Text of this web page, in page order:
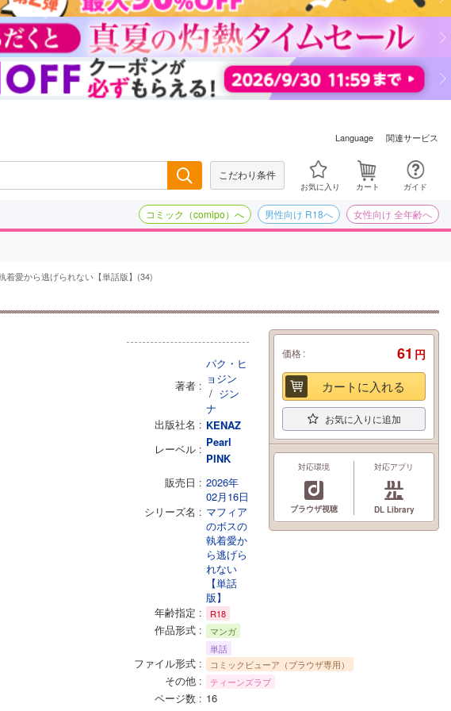
Language 関連サービス
こだわり条件
お気に入り カート ガイド
コミック（comipo）へ 男性向け R18へ 女性向け 全年齢へ
着愛から逃げられない【単話版】(34)
著者
パク・ヒ
ョジン
/ ジン
ナ
出版社名
KENAZ
レーベル
Pearl
PINK
販売日
2026年
02月16日
シリーズ名
マフィア
のボスの
執着愛か
ら逃げら
れない
【単話
版】
年齢指定
R18
作品形式
マンガ
単話
ファイル形式 コミックビューア（ブラウザ専用）
その他 ティーンズラブ
ページ数
16
価格 61 円
カートに入れる
お気に入りに追加
対応環境
ブラウザ視聴
対応アプリ
DL Library